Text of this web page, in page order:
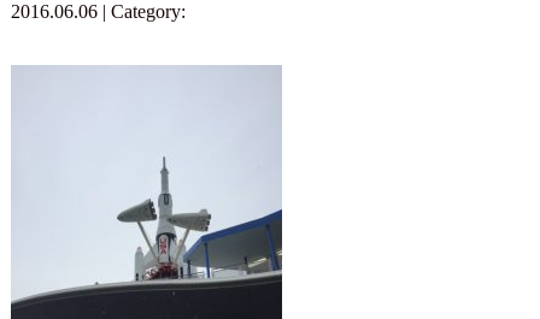
2016.06.06 | Category: